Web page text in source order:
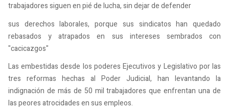
trabajadores siguen en pié de lucha, sin dejar de defender
sus derechos laborales, porque sus sindicatos han quedado
rebasados y atrapados en sus intereses sembrados con
"cacicazgos"
Las embestidas desde los poderes Ejecutivos y Legislativo por las
tres reformas hechas al Poder Judicial, han levantando la
indignación de más de 50 mil trabajadores que enfrentan una de
las peores atrocidades en sus empleos.